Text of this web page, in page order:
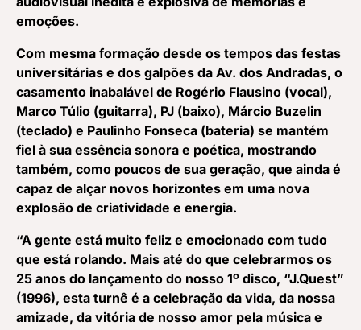
emoções.
Com mesma formação desde os tempos das festas
universitárias e dos galpões da Av. dos Andradas, o
casamento inabalável de Rogério Flausino (vocal),
Marco Túlio (guitarra), PJ (baixo), Márcio Buzelin
(teclado) e Paulinho Fonseca (bateria) se mantém
fiel à sua essência sonora e poética, mostrando
também, como poucos de sua geração, que ainda é
capaz de alçar novos horizontes em uma nova
explosão de criatividade e energia.
“A gente está muito feliz e emocionado com tudo
que está rolando. Mais até do que celebrarmos os
25 anos do lançamento do nosso 1º disco, “J.Quest”
(1996), esta turnê é a celebração da vida, da nossa
amizade, da vitória de nosso amor pela música e